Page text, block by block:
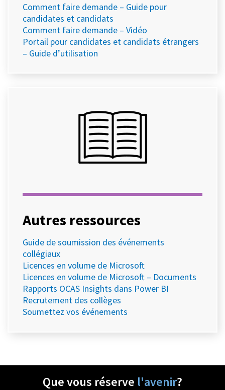
Comment faire demande – Guide pour
candidates et candidats
Comment faire demande – Vidéo
Portail pour candidates et candidats étrangers
– Guide d’utilisation
Autres ressources
Guide de soumission des événements
collégiaux
Licences en volume de Microsoft
Licences en volume de Microsoft – Documents
Rapports OCAS Insights dans Power BI
Recrutement des collèges
Soumettez vos événements
Que vous réserve l'avenir?